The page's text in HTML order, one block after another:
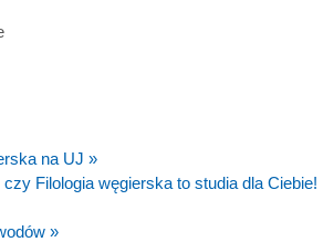
na UJ »
Filologia węgierska to studia dla Ciebie!
»